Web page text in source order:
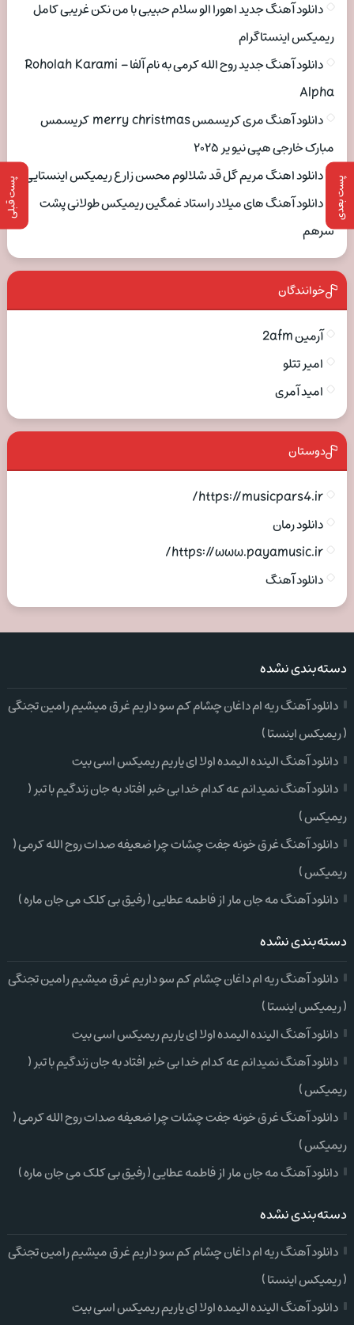
پست بعدی پست قبلی
دانلود آهنگ جدید اهورا الو سلام حبیبی با من نکن غریبی کامل
ریمیکس اینستاگرام
دانلود آهنگ جدید روح الله کرمی به نام آلفا Roholah Karami –
Alpha
دانلود آهنگ مری کریسمس merry christmas کریسمس
مبارک خارجی هپی نیو یر ۲۰۲۵
دانلود اهنگ مریم گل قد شلالوم محسن زارع ریمیکس اینستایی
دانلود آهنگ های میلاد راستاد غمگین ریمیکس طولانی پشت
سرهم
خوانندگان
آرمین 2afm
امیر تتلو
امید آمری
دوستان
https://musicpars4.ir/
دانلود رمان
https://www.payamusic.ir/
دانلود آهنگ
دسته‌بندی نشده
دانلود آهنگ ریه ام داغان چشام کم سو داریم غرق میشیم رامین تجنگی
( ریمیکس اینستا )
دانلود آهنگ الینده الیمده اولا ای یاریم ریمیکس اسی بیت
دانلود آهنگ نمیدانم عه کدام خدا بی خبر افتاد به جان زندگیم با تبر (
ریمیکس )
دانلود آهنگ غرق خونه جفت چشات چرا ضعیفه صدات روح الله کرمی (
ریمیکس )
دانلود آهنگ مه جان مار از فاطمه عطایی ( رفیق بی کلک می جان ماره )
دسته‌بندی نشده
دانلود آهنگ ریه ام داغان چشام کم سو داریم غرق میشیم رامین تجنگی
( ریمیکس اینستا )
دانلود آهنگ الینده الیمده اولا ای یاریم ریمیکس اسی بیت
دانلود آهنگ نمیدانم عه کدام خدا بی خبر افتاد به جان زندگیم با تبر (
ریمیکس )
دانلود آهنگ غرق خونه جفت چشات چرا ضعیفه صدات روح الله کرمی (
ریمیکس )
دانلود آهنگ مه جان مار از فاطمه عطایی ( رفیق بی کلک می جان ماره )
دسته‌بندی نشده
دانلود آهنگ ریه ام داغان چشام کم سو داریم غرق میشیم رامین تجنگی
( ریمیکس اینستا )
دانلود آهنگ الینده الیمده اولا ای یاریم ریمیکس اسی بیت